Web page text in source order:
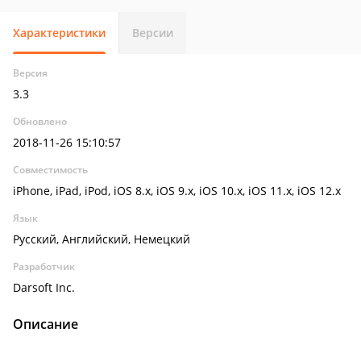
Характеристики Версии
Версия
3.3
Обновлено
2018-11-26 15:10:57
Совместимость
iPhone, iPad, iPod, iOS 8.x, iOS 9.x, iOS 10.x, iOS 11.x, iOS 12.x
Язык
Русский, Английский, Немецкий
Разработчик
Darsoft Inc.
Описание